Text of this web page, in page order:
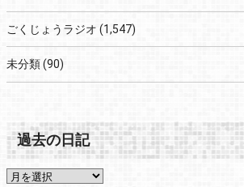
ごくじょうラジオ (1,547)
未分類(90)
過去の日記